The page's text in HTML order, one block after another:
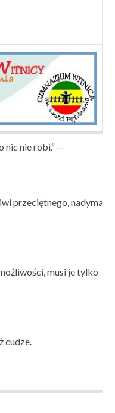
nic nie robi.“ —
przeciętnego, nadyma
musi je tylko
cudze.